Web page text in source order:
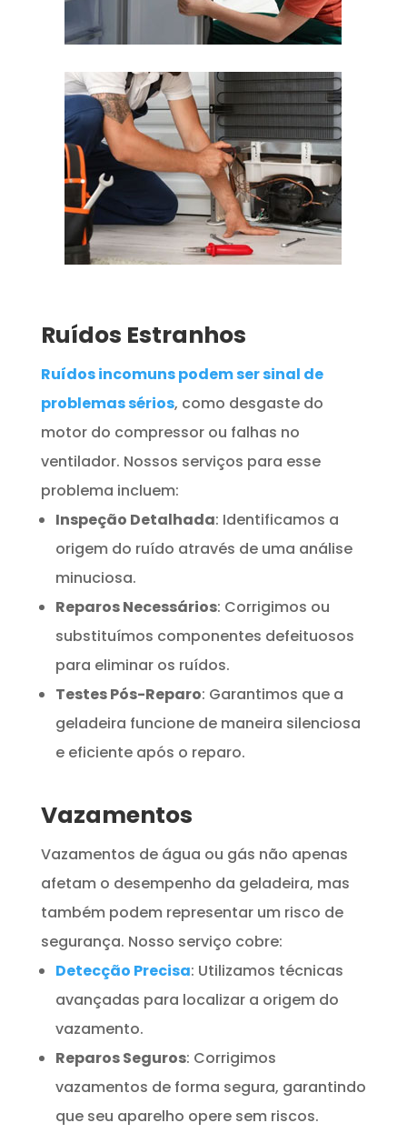
Ruídos Estranhos
Ruídos incomuns podem ser sinal de
problemas sérios, como desgaste do
motor do compressor ou falhas no
ventilador. Nossos serviços para esse
problema incluem:
Inspeção Detalhada: Identificamos a
origem do ruído através de uma análise
minuciosa.
Reparos Necessários: Corrigimos ou
substituímos componentes defeituosos
para eliminar os ruídos.
Testes Pós-Reparo: Garantimos que a
geladeira funcione de maneira silenciosa
e eficiente após o reparo.
Vazamentos
Vazamentos de água ou gás não apenas
afetam o desempenho da geladeira, mas
também podem representar um risco de
segurança. Nosso serviço cobre:
Detecção Precisa: Utilizamos técnicas
avançadas para localizar a origem do
vazamento.
Reparos Seguros: Corrigimos
vazamentos de forma segura, garantindo
que seu aparelho opere sem riscos.